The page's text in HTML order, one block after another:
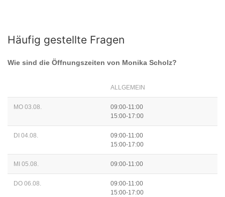
Häufig gestellte Fragen
Wie sind die Öffnungszeiten von Monika Scholz?
ALLGEMEIN
MO 03.08.
09:00-11:00
15:00-17:00
DI 04.08.
09:00-11:00
15:00-17:00
MI 05.08. 09:00-11:00
DO 06.08.
09:00-11:00
15:00-17:00